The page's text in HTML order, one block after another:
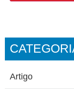
Artigo